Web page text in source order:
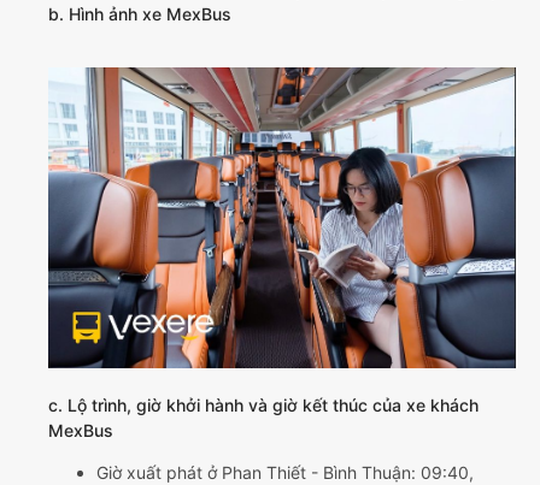
b. Hình ảnh xe MexBus
c. Lộ trình, giờ khởi hành và giờ kết thúc của xe khách
MexBus
Giờ xuất phát ở Phan Thiết - Bình Thuận: 09:40,